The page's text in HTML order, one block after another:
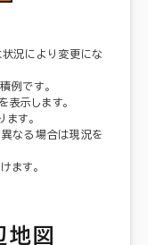
況により変更にな
例です。
示します。
す。
なる場合は現況を
ます。
地図